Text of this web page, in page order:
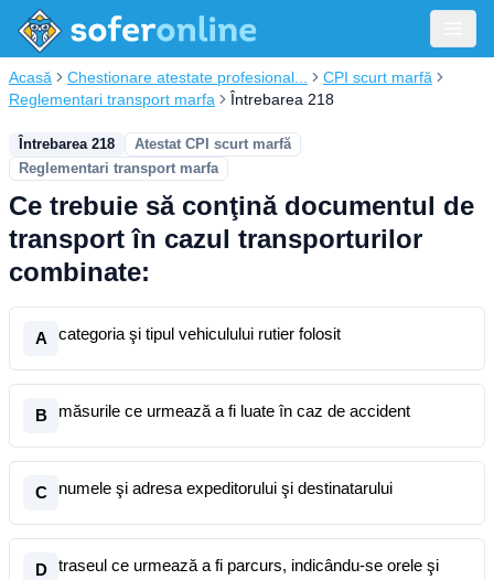
Acasă Chestionare atestate profesional...
CPI scurt marfă
Reglementari transport marfa
Întrebarea 218
Întrebarea 218
Atestat CPI scurt marfă
Reglementari transport marfa
Ce trebuie să conţină documentul de
transport în cazul transporturilor
combinate:
A categoria şi tipul vehiculului rutier folosit
B măsurile ce urmează a fi luate în caz de accident
C numele şi adresa expeditorului şi destinatarului
D
traseul ce urmează a fi parcurs, indicându-se orele şi